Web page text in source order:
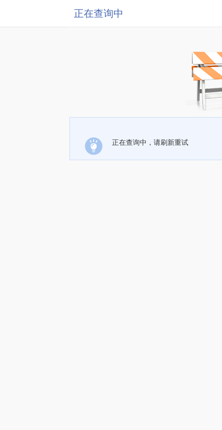
正在查询中
正在查询中，请刷新重试